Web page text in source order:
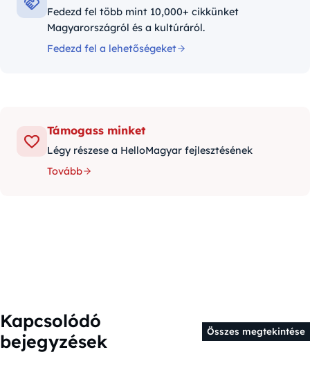
Fedezd fel több mint 10,000+ cikkünket
Magyarországról és a kultúráról.
Fedezd fel a lehetőségeket
Támogass minket
Légy részese a HelloMagyar fejlesztésének
Tovább
Kapcsolódó
bejegyzések
Összes megtekintése